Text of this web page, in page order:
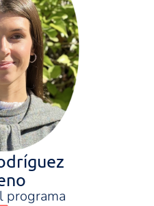
programa